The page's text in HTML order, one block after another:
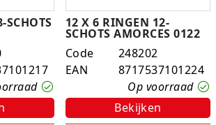
SCHOTS 12 X 6 RINGEN 12-
SCHOTS AMORCES 0122
Code
248202
EAN
8717537101224
Op voorraad
Bekijken